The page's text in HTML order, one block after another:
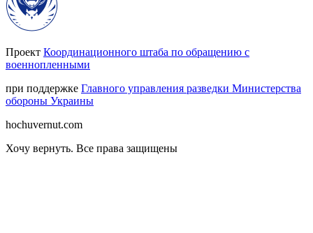
Проект Координационного штаба по обращению с
военнопленными
при поддержке Главного управления разведки Министерства
обороны Украины
hochuvernut.com
Хочу вернуть. Все права защищены